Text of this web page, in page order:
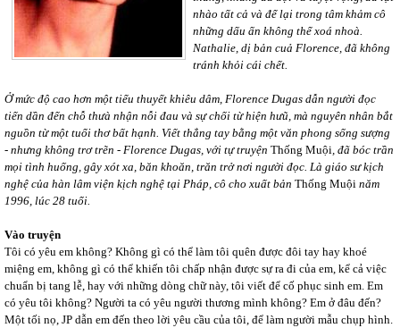
nhào tất cả và để lại trong tâm khảm cô
những dấu ấn không thể xoá nhoà.
Nathalie, dị bản cuả Florence, đã không
tránh khỏi cái chết.
Ở mức độ cao hơn một tiểu thuyết khiêu dâm, Florence Dugas dẫn người đọc
tiến dần đến chỗ thưà nhận nỗi đau và sự chối từ hiện hưũ, mà nguyên nhân bắt
nguồn từ một tuổi thơ bất hạnh. Viết thẳng tay bằng một văn phong sống sượng
- nhưng không trơ trẽn - Florence Dugas, với tự truyện Thống Muội, đã bóc trần
mọi tình huống, gây xót xa, băn khoăn, trăn trở nơi người đọc. Là giáo sư kịch
nghệ của hàn lâm viện kịch nghệ tại Pháp, cô cho xuất bản Thống Muội năm
1996, lúc 28 tuổi.
Vào truyện
Tôi có yêu em không? Không gì có thể làm tôi quên được đôi tay hay khoé
miệng em, không gì có thể khiến tôi chấp nhận được sự ra đi của em, kể cả việc
chuẩn bị tang lễ, hay với những dòng chữ này, tôi viết để cố phục sinh em. Em
có yêu tôi không? Người ta có yêu người thương mình không? Em ở đâu đến?
Một tối nọ, JP dẫn em đến theo lời yêu cầu của tôi, để làm người mẫu chụp hình.